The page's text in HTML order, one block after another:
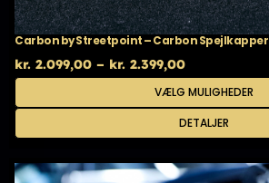
Carbon by Streetpoint – Carbon Spejlkapper
kr. 2.099,00 – kr. 2.399,00Prisinterval:
kr. 2.099,00
til
kr. 2.399,00
VÆLG MULIGHEDER
Dette
vare
flere
Mulighederne
DETALJER